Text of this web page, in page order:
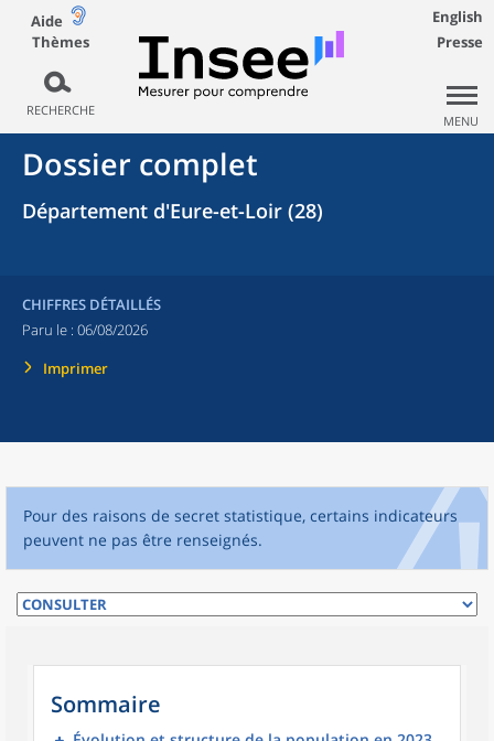
Aide
Thèmes
RECHERCHE
English
Presse
MENU
Dossier complet
Département d'Eure-et-Loir (28)
CHIFFRES DÉTAILLÉS
Paru le : 06/08/2026
Imprimer
Pour des raisons de secret statistique, certains indicateurs
peuvent ne pas être renseignés.
Sommaire